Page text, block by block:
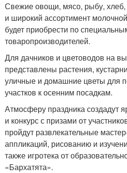
Свежие овощи, мясо, рыбу, хлеб,
и широкий ассортимент
будет приобрести по
товаропроизводителей.
Для дачников и цветоводов на
представлены растения,
уличные и домашние цветы для
участков к осенним посадкам.
Атмосферу праздника создадут
и конкурс с призами от
пройдут развлекательные
аппликаций, рисованию и
также игротека от
«Бархатята».